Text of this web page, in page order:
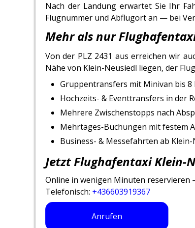
Nach der Landung erwartet Sie Ihr
Flugnummer und Abflugort an — bei
Mehr als nur
Von der PLZ 2431 aus erreichen wir
Nähe von Klein-Neusiedl liegen, der
Gruppentransfers mit Minivan bis 8
Hochzeits- & Eventtransfers in der
Mehrere Zwischenstopps nach
Mehrtages-Buchungen mit festem
Business- & Messefahrten ab Klein-
Jetzt Flughafentaxi Klein-
Online in wenigen Minuten reservieren
Telefonisch: +436603919367
Anrufen